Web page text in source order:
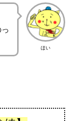
ほい